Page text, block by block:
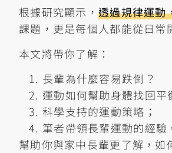
根據研究顯示， 透過規律運動
課題，更是每個人都能從日常
本文將帶你了解：
長輩為什麼容易跌倒？
運動如何幫助身體找回平
科學支持的運動策略；
筆者帶領長輩運動的經驗
幫助你與家中長輩更了解，如